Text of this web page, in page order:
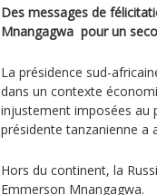
Des messages de
Mnangagwa pour un
La présidence sud-
dans un contexte
injustement imposées au
présidente tanzanienne a
Hors du continent, la
Emmerson Mnangagwa.